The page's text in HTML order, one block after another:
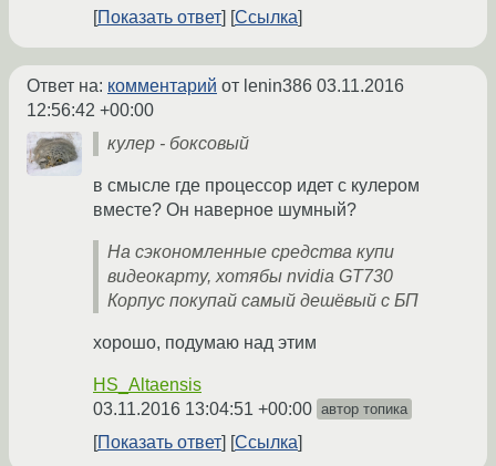
Показать ответ Ссылка
Ответ на: комментарий от lenin386 03.11.2016
12:56:42 +00:00
кулер - боксовый
в смысле где процессор идет с кулером
вместе? Он наверное шумный?
На сэкономленные средства купи
видеокарту, хотябы nvidia GT730
Корпус покупай самый дешёвый с БП
хорошо, подумаю над этим
HS_Altaensis
03.11.2016 13:04:51 +00:00 автор топика
Показать ответ Ссылка